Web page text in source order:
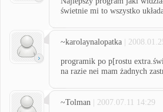
świetnie mi to wszystko
~karolaynalopatka |
programik po p[rostu
na razie nei mam żadnych
~Tolman | 2007.07.11 14:29